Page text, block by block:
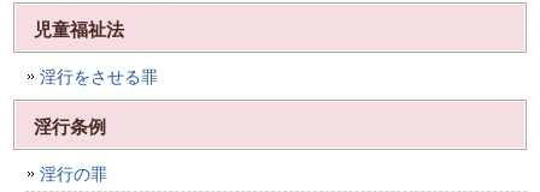
児童福祉法
淫行をさせる罪
淫行条例
淫行の罪